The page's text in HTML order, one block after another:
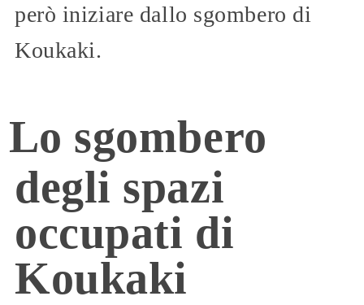
però iniziare dallo sgombero di
Koukaki.
Lo sgombero
degli spazi
occupati di
Koukaki